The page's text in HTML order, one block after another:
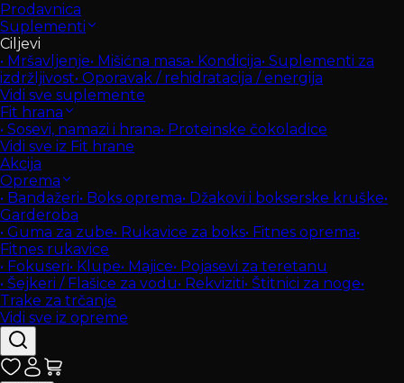
Prodavnica
Suplementi
Ciljevi
• Mršavljenje• Mišićna masa• Kondicija• Suplementi za
izdržljivost• Oporavak / rehidratacija / energija
Vidi sve suplemente
Fit hrana
• Sosevi, namazi i hrana• Proteinske čokoladice
Vidi sve iz Fit hrane
Akcija
Oprema
• Bandažeri• Boks oprema• Džakovi i bokserske kruške•
Garderoba
• Guma za zube• Rukavice za boks• Fitnes oprema•
Fitnes rukavice
• Fokuseri• Klupe• Majice• Pojasevi za teretanu
• Šejkeri / Flašice za vodu• Rekviziti• Štitnici za noge•
Trake za trčanje
Vidi sve iz opreme